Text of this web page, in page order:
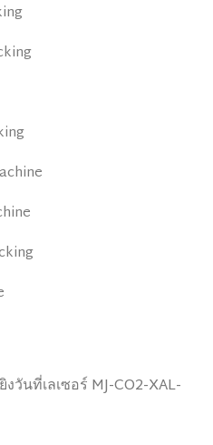
งวันที่เลเซอร์ MJ-CO2-XAL-